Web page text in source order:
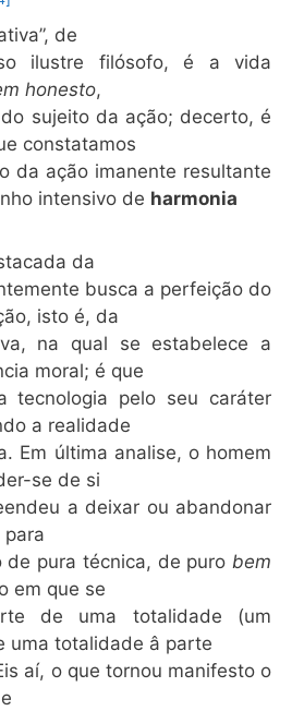
de
ilustre filósofo, é a vida
honesto,
sujeito da ação; decerto, é
constatamos
da ação imanente resultante
intensivo de harmonia
da
busca a perfeição do
isto é, da
na qual se estabelece a
moral; é que
tecnologia pelo seu caráter
a realidade
Em última analise, o homem
se de si
a deixar ou abandonar
para
de pura técnica, de puro bem
em que se
de uma totalidade (um
uma totalidade â parte
aí, o que tornou manifesto o